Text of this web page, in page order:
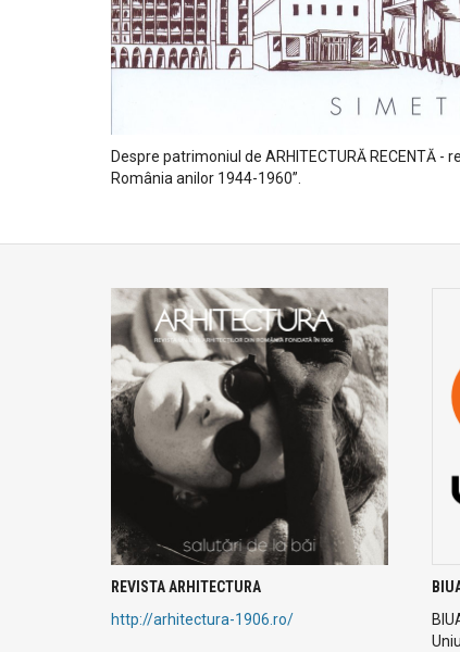
Despre patrimoniul de ARHITECTURĂ RECENTĂ
România anilor 1944-1960”.
REVISTA ARHITECTURA
http://arhitectura-1906.ro/